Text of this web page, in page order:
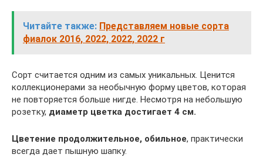
Читайте также: Представляем новые сорта
фиалок 2016, 2022, 2022, 2022 г
Сорт считается одним из самых уникальных. Ценится
коллекционерами за необычную форму цветов, которая
не повторяется больше нигде. Несмотря на небольшую
розетку, диаметр цветка достигает 4 см.
Цветение продолжительное, обильное, практически
всегда дает пышную шапку.